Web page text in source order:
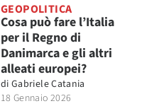
GEOPOLITICA
Cosa può fare l’Italia
per il Regno di
Danimarca e gli altri
alleati europei?
di Gabriele Catania
18 Gennaio 2026